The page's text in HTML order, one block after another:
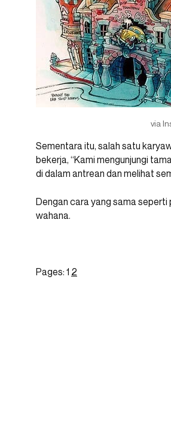
via
Sementara itu, salah satu
bekerja, “Kami mengunjungi
di dalam antrean dan melihat
Dengan cara yang sama seperti
wahana.
Pages: 1 2